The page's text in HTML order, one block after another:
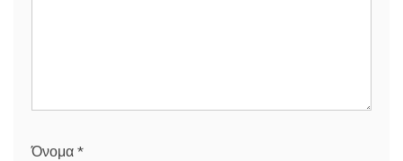
Όνομα *